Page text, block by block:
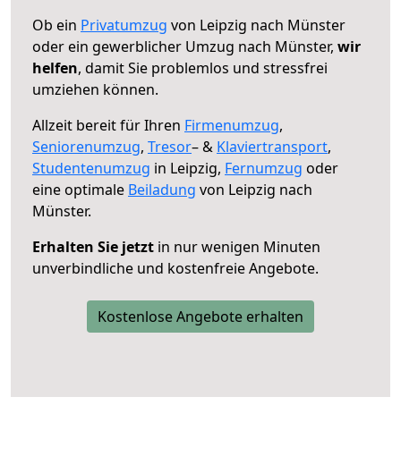
Ob ein Privatumzug von Leipzig nach Münster
oder ein gewerblicher Umzug nach Münster, wir
helfen, damit Sie problemlos und stressfrei
umziehen können.
Allzeit bereit für Ihren Firmenumzug,
Seniorenumzug, Tresor– & Klaviertransport,
Studentenumzug in Leipzig, Fernumzug oder
eine optimale Beiladung von Leipzig nach
Münster.
Erhalten Sie jetzt in nur wenigen Minuten
unverbindliche und kostenfreie Angebote.
Kostenlose Angebote erhalten